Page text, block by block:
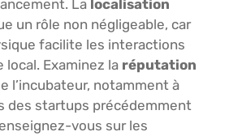
La localisation
un rôle non négligeable, car
facilite les interactions
local. Examinez la réputation
l’incubateur, notamment à
des startups précédemment
vous sur les